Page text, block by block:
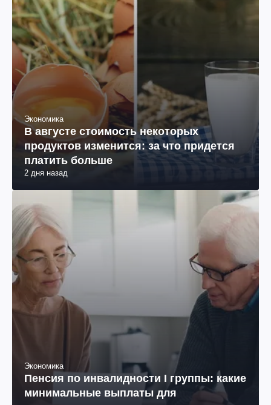
Экономика
В августе стоимость некоторых
продуктов изменится: за что придется
платить больше
2 дня назад
Экономика
Пенсия по инвалидности I группы: какие
минимальные выплаты для